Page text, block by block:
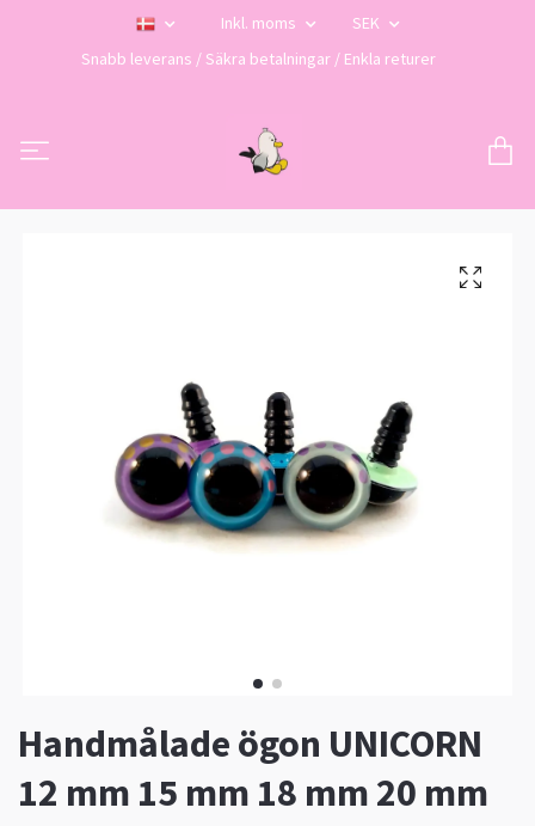
Inkl. moms
SEK
Snabb leverans / Säkra betalningar / Enkla returer
Handmålade ögon UNICORN
12 mm 15 mm 18 mm 20 mm